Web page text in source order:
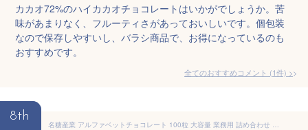
カカオ72%のハイカカオチョコレートはいかがでしょうか。苦
味があまりなく、フルーティさがあっておいしいです。個包装
なので保存しやすいし、バラシ商品で、お得になっているのも
おすすめです。
全てのおすすめコメント (1件) >
8th
名糖産業 アルファベットチョコレート 100粒 大容量 業務用 詰め合わせ 個包装 シェアパック